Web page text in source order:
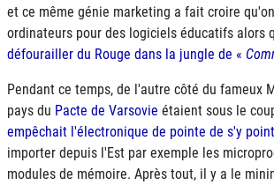
et ce même génie marketing a fait croire
ordinateurs pour des logiciels éducatifs alors
défourailler du Rouge dans la jungle de «
Pendant ce temps, de l'autre côté du fameux
pays du Pacte de Varsovie étaient sous le
empêchait l'électronique de pointe de s'y
importer depuis l'Est par exemple les
modules de mémoire. Après tout, il y a le